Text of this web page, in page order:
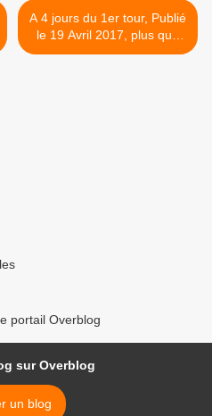
A 4 jours du 1er tour, Publié
le 19 Avril 2017, plus que
jamais un pouvoir toujours
portail Overblog
sur Overblog
un blog